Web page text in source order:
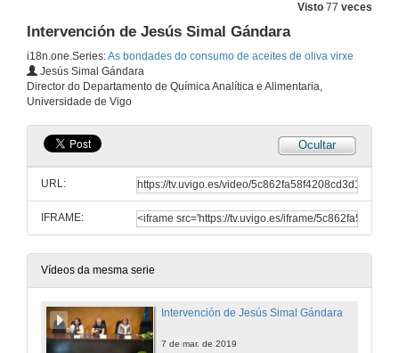
Visto 77 veces
Intervención de Jesús Simal Gándara
i18n.one.Series:As bondades do consumo de aceites de oliva virxe
Jesús Simal Gándara
Director do Departamento de Química Analítica e Alimentaria,
Universidade de Vigo
Ocultar
URL:
IFRAME:
Vídeos da mesma serie
Intervención de Jesús Simal Gándara
7 de mar. de 2019